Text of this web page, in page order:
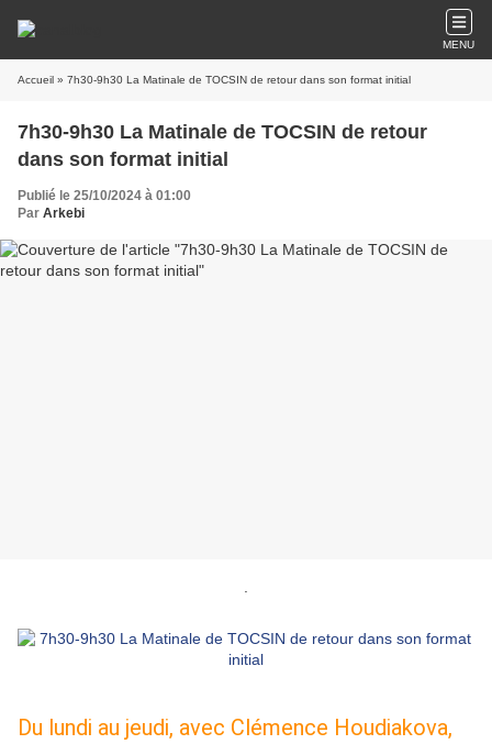
MENU
Accueil » 7h30-9h30 La Matinale de TOCSIN de retour dans son format initial
7h30-9h30 La Matinale de TOCSIN de retour
dans son format initial
Publié le 25/10/2024 à 01:00
Par Arkebi
Du lundi au jeudi, avec Clémence Houdiakova,